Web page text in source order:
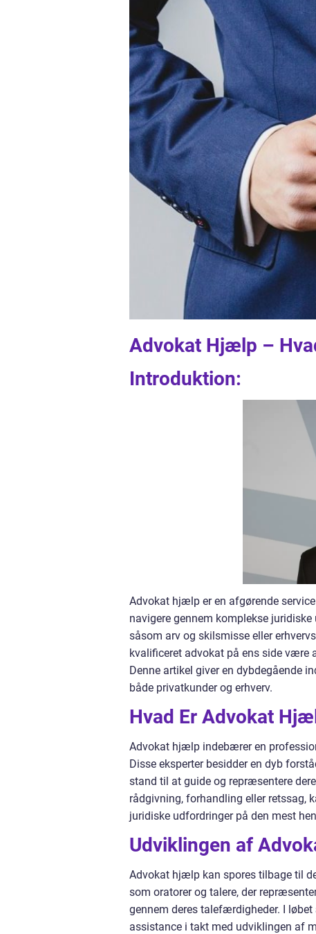
Advokat Hjælp –
Introduktion:
Advokat hjælp er en afgørende
navigere gennem komplekse
såsom arv og skilsmisse eller
kvalificeret advokat på ens side
Denne artikel giver en dybdegående
både privatkunder og erhverv.
Hvad Er Advokat
Advokat hjælp indebærer en
Disse eksperter besidder en dyb
stand til at guide og repræsentere
rådgivning, forhandling eller retssag,
juridiske udfordringer på den mest
Udviklingen af
Advokat hjælp kan spores tilbage til
som oratorer og talere, der
gennem deres talefærdigheder. I
assistance i takt med udviklingen af